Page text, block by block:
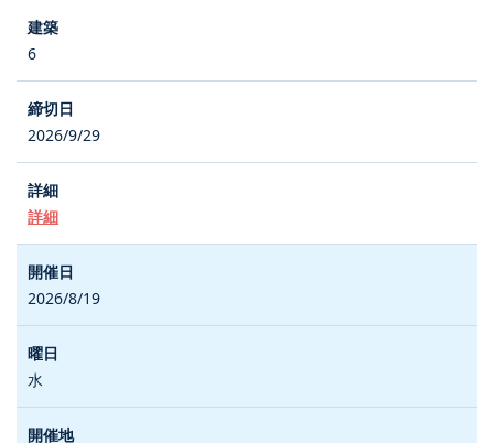
6
2026/9/29
詳細
2026/8/19
水